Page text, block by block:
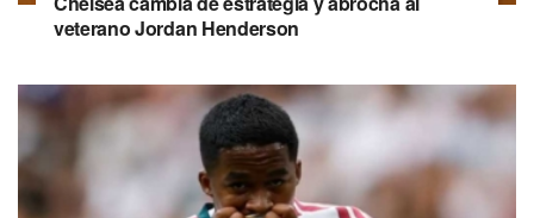
veterano Jordan Henderson